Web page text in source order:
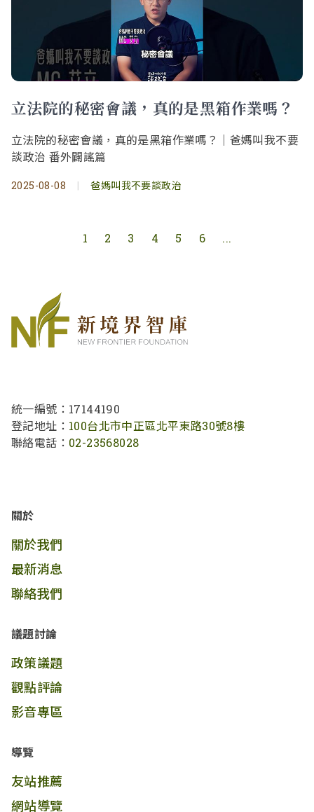
立法院的秘密會議，真的是黑箱作業嗎？
立法院的秘密會議，真的是黑箱作業嗎？｜爸媽叫我不要
談政治 番外闢謠篇
2025-08-08 | 爸媽叫我不要談政治
1 2 3 4 5 6 ...
統一編號：17144190
登記地址： 100台北市中正區北平東路30號8樓
聯絡電話： 02-23568028
關於
關於我們
最新消息
聯絡我們
議題討論
政策議題
觀點評論
影音專區
導覽
友站推薦
網站導覽